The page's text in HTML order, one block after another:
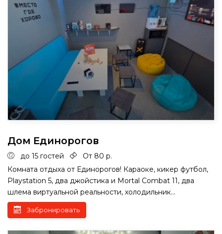
Дом Единорогов
до 15 гостей
От 80 р.
Комната отдыха от Единорогов! Караоке, кикер футбол,
Playstation 5, два джойстика и Mortal Combat 11, два
шлема виртуальной реальности, холодильник...
Забронировать